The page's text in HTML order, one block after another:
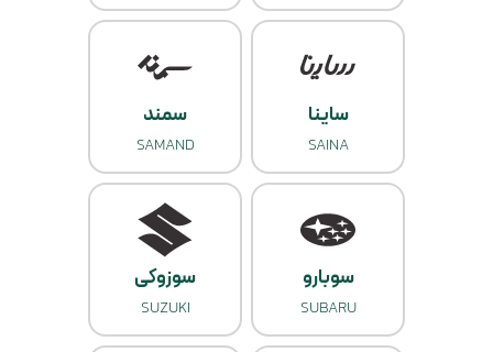
ساینا
SAINA
سمند
SAMAND
سوبارو
SUBARU
سوزوکی
SUZUKI